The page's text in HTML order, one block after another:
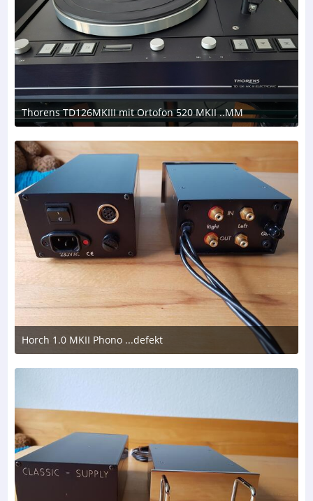
Thorens TD126MKIII mit Ortofon 520 MKII ..MM
8. August 2026 um 17:50
Horch 1.0 MKII Phono ...defekt
8. August 2026 um 17:23